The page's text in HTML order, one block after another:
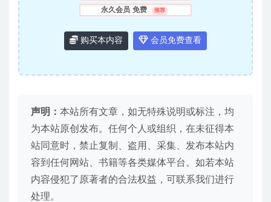
永久会员 免费 推荐
购买本内容 会员免费查看
声明： 本站所有文章，如无特殊说明或标注，均
为本站原创发布。任何个人或组织，在未征得本
站同意时，禁止复制、盗用、采集、发布本站内
容到任何网站、书籍等各类媒体平台。如若本站
内容侵犯了原著者的合法权益，可联系我们进行
处理。